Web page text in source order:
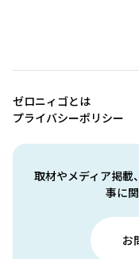
取材やメディア掲載
事に
お
ゼロニィゴとは
プライバシーポリシー